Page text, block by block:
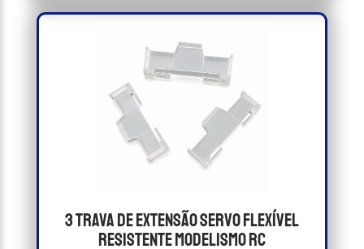
3 Trava de Extensão Servo Flexível
Resistente modelismo RC